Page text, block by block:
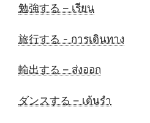
勉強する – เรียน
旅行する - การเดินทาง
輸出する – ส่งออก
ダンスする – เต้นรำ